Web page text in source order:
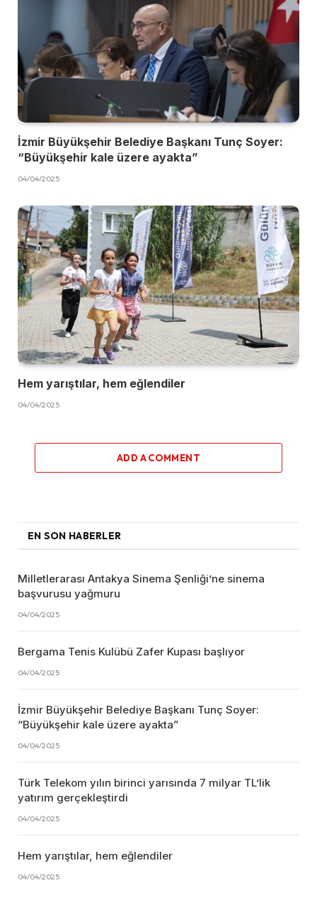
İzmir Büyükşehir Belediye Başkanı Tunç Soyer:
“Büyükşehir kale üzere ayakta”
04/04/2025
Hem yarıştılar, hem eğlendiler
04/04/2025
ADD A COMMENT
EN SON HABERLER
Milletlerarası Antakya Sinema Şenliği’ne sinema
başvurusu yağmuru
04/04/2025
Bergama Tenis Kulübü Zafer Kupası başlıyor
04/04/2025
İzmir Büyükşehir Belediye Başkanı Tunç Soyer:
“Büyükşehir kale üzere ayakta”
04/04/2025
Türk Telekom yılın birinci yarısında 7 milyar TL’lik
yatırım gerçekleştirdi
04/04/2025
Hem yarıştılar, hem eğlendiler
04/04/2025